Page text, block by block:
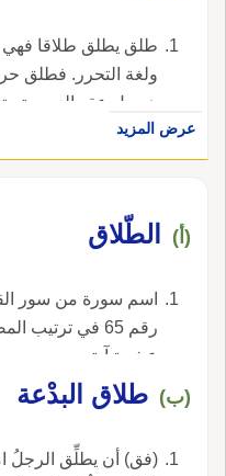
طلق يطلق طلاقا
ولغة التحرر. فطلق
هو حل عقد الزوجية
عرض المزيد
(أ) الطّلاق
اسم سورة من سور
رقم 65 في ترتيب
عشرة آية.
(ب) طلاق البدْعة
(فق) أن يطلِّق الرجلُ